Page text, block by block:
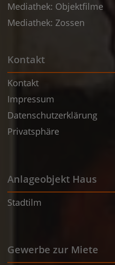
Mediathek: Objektfilme
Mediathek: Zossen
Kontakt
Kontakt
Impressum
Datenschutzerklärung
Privatsphäre
Anlageobjekt Haus
Stadtilm
Gewerbe zur Miete